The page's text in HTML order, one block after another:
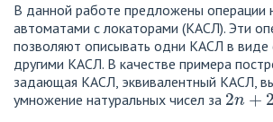
В данной работе предложены операции
автоматами с локаторами (КАСЛ). Эти
позволяют описывать одни КАСЛ в
другими КАСЛ. В качестве примера
задающая КАСЛ, эквивалентный КАСЛ,
умножение натуральных чисел за
2n+2